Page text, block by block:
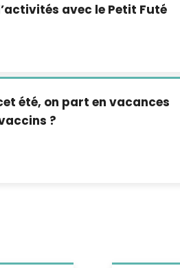
avec le Petit Futé
été, on part en vacances
?